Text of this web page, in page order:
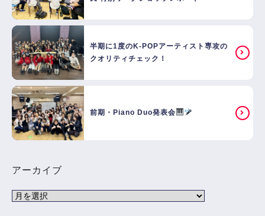
半期に1度のK-POPアーティスト専攻の
クオリティチェック！
前期・Piano Duo発表会
アーカイブ